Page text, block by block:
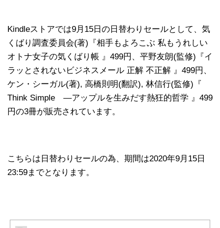
Kindleストアでは9月15日の日替わりセールとして、気
くばり調査委員会(著)『相手もよろこぶ 私もうれしい
オトナ女子の気くばり帳 』499円、平野友朗(監修)『イ
ラッとされないビジネスメール 正解 不正解 』499円、
ケン・シーガル(著), 高橋則明(翻訳), 林信行(監修)『
Think Simple ―アップルを生みだす熱狂的哲学 』499
円の3冊が販売されています。
こちらは日替わりセールの為、期間は2020年9月15日
23:59までとなります。